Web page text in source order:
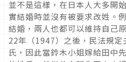
並不是這樣，在日本人大多開
實結婚時並沒有被要求改姓。
結婚，兩人也都可以維持自己
22年（1947）之後，民法規
氏，因此當鈴木小姐嫁給田中